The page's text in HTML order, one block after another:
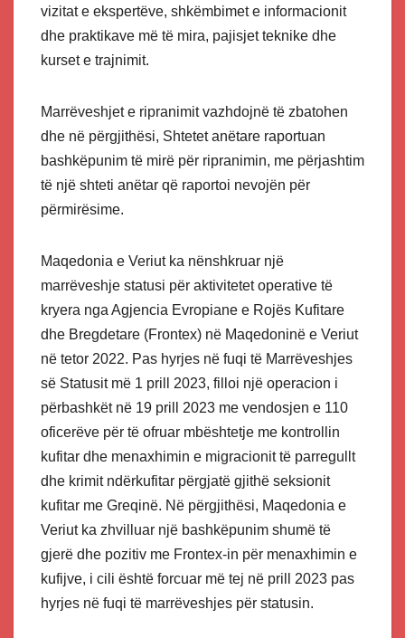
vizitat e ekspertëve, shkëmbimet e informacionit
dhe praktikave më të mira, pajisjet teknike dhe
kurset e trajnimit.
Marrëveshjet e ripranimit vazhdojnë të zbatohen
dhe në përgjithësi, Shtetet anëtare raportuan
bashkëpunim të mirë për ripranimin, me përjashtim
të një shteti anëtar që raportoi nevojën për
përmirësime.
Maqedonia e Veriut ka nënshkruar një
marrëveshje statusi për aktivitetet operative të
kryera nga Agjencia Evropiane e Rojës Kufitare
dhe Bregdetare (Frontex) në Maqedoninë e Veriut
në tetor 2022. Pas hyrjes në fuqi të Marrëveshjes
së Statusit më 1 prill 2023, filloi një operacion i
përbashkët në 19 prill 2023 me vendosjen e 110
oficerëve për të ofruar mbështetje me kontrollin
kufitar dhe menaxhimin e migracionit të parregullt
dhe krimit ndërkufitar përgjatë gjithë seksionit
kufitar me Greqinë. Në përgjithësi, Maqedonia e
Veriut ka zhvilluar një bashkëpunim shumë të
gjerë dhe pozitiv me Frontex-in për menaxhimin e
kufijve, i cili është forcuar më tej në prill 2023 pas
hyrjes në fuqi të marrëveshjes për statusin.